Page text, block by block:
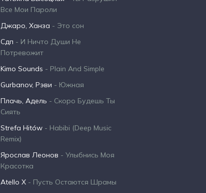
Все Мои Пароли
Джаро, Ханза - Это сон
Сдп - И Ничто Души Не
Потревожит
Kimo Sounds - Plain And Simple
Gurbanov, Рэви - Южная
Плачь, Адель - Скоро Будешь Ты
Сиять
Strefa Hitów - Habibi (Deep Music
Remix)
Ярослав Леонов - Улыбнись Моя
Красотка
Atello X - Пусть Остаются Шрамы